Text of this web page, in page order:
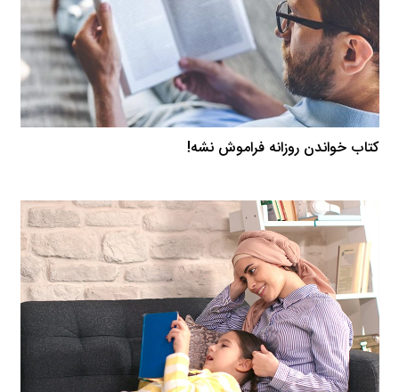
کتاب خواندن روزانه فراموش نشه!